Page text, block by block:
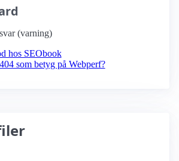
(varning)
hos SEObook
som betyg på Webperf?